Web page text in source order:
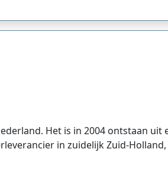
Het is in 2004 ontstaan
in zuidelijk Zuid-